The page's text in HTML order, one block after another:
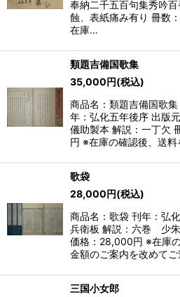
奉納二千五百句集秀吟
蝕、表紙痛み有り 冊数
在庫…
類題吉備国歌集
35,000円(税込)
商品名：類題吉備国歌
年：弘化五年後序 出版
儀助製本 解説：一丁欠
円 ※在庫の確認後、送
歌袋
28,000円(税込)
商品名：歌袋 刊年：弘
兵衛板 解説：六巻 少
価格：28,000円 ※在庫
金額のご案内を改めて
三国小女郎